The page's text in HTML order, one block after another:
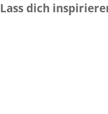
Lass dich